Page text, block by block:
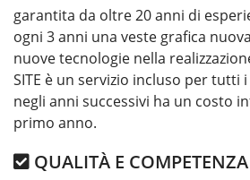
garantita da oltre 20 anni di
ogni 3 anni una veste grafica
nuove tecnologie nella
SITE è un servizio incluso per tutti
negli anni successivi ha un costo
primo anno.
QUALITÀ E COMPETENZA